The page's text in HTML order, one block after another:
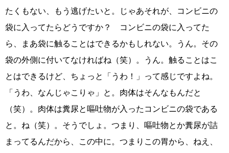
たくもない、もう逃げたいと。じゃあそれが、コンビニの
袋に入ってたらどうですか？ コンビニの袋に入ってた
ら、まあ袋に触ることはできるかもしれない。うん。その
袋の外側に付いてなければね（笑）。うん。触ることはこ
とはできるけど、ちょっと「うわ！」って感じですよね。
「うわ、なんじゃこりゃ」と。肉体はそんなもんだと
（笑）。肉体は糞尿と嘔吐物が入ったコンビニの袋である
と。ね（笑）。そうでしょ。つまり、嘔吐物とか糞尿が詰
まってるんだから、この中に。つまりこの胃から、ねえ、